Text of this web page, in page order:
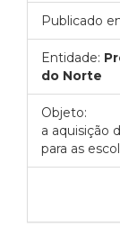
Publicado
Entidade:
do Norte
Objeto:
a aquisição
para as